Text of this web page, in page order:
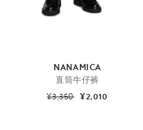
NANAMICA
直筒牛仔裤
¥3,350 ¥2,010